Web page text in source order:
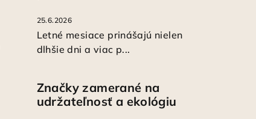
25.6.2026
Letné mesiace prinášajú nielen
dlhšie dni a viac p...
Značky zamerané na
udržateľnosť a ekológiu